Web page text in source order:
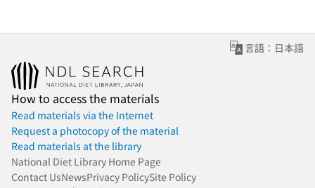
言語：日本語
How to access the materials
Read materials via the Internet
Request a photocopy of the material
Read materials at the library
National Diet Library Home Page
Contact UsNewsPrivacy PolicySite Policy